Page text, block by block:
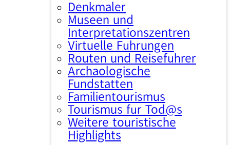
Denkmäler
Museen und
Interpretationszentren
Virtuelle Führungen
Routen und Reiseführer
Archäologische
Fundstätten
Familientourismus
Tourismus für Tod@s
Weitere touristische
Highlights